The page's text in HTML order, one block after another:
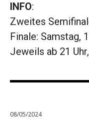
INFO:
Zweites
Finale: Samstag,
Jeweils ab 21
08/05/2024